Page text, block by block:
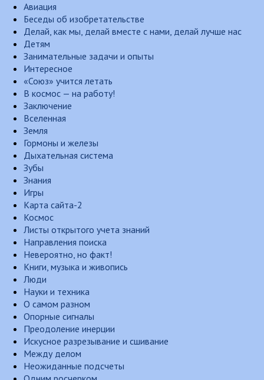
Авиация
Беседы об изобретательстве
Делай, как мы, делай вместе с нами, делай лучше нас
Детям
Занимательные задачи и опыты
Интересное
«Союз» учится летать
В космос — на работу!
Заключение
Вселенная
Земля
Гормоны и железы
Дыхательная система
Зубы
Знания
Игры
Карта сайта-2
Космос
Листы открытого учета знаний
Направления поиска
Невероятно, но факт!
Книги, музыка и живопись
Люди
Науки и техника
О самом разном
Опорные сигналы
Преодоление инерции
Искусное разрезывание и сшивание
Между делом
Неожиданные подсчеты